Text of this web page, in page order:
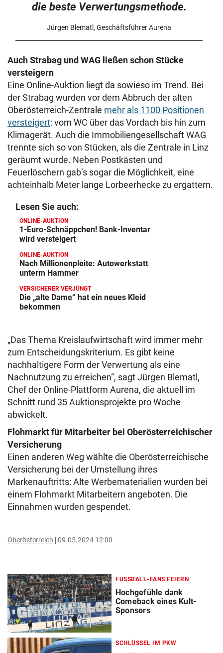
die beste Verwertungsmethode.
Jürgen Blematl, Geschäftsführer Aurena
Auch Strabag und WAG ließen schon Stücke
versteigern
Eine Online-Auktion liegt da sowieso im Trend. Bei
der Strabag wurden vor dem Abbruch der alten
Oberösterreich-Zentrale mehr als 1100 Positionen
versteigert: vom WC über das Vordach bis hin zum
Klimagerät. Auch die Immobiliengesellschaft WAG
trennte sich so von Stücken, als die Zentrale in Linz
geräumt wurde. Neben Postkästen und
Feuerlöschern gab’s sogar die Möglichkeit, eine
achteinhalb Meter lange Lorbeerhecke zu ergattern.
Lesen Sie auch:
ONLINE-AUKTION
1-Euro-Schnäppchen! Bank-Inventar
wird versteigert
ONLINE-AUKTION
Nach Millionenpleite: Autowerkstatt
unterm Hammer
VERSICHERER VERJÜNGT
Die „alte Dame“ hat ein neues Kleid
bekommen
„Das Thema Kreislaufwirtschaft wird immer mehr
zum Entscheidungskriterium. Es gibt keine
nachhaltigere Form der Verwertung als eine
Nachnutzung zu erreichen“, sagt Jürgen Blematl,
Chef der Online-Plattform Aurena, die aktuell im
Schnitt rund 35 Auktionsprojekte pro Woche
abwickelt.
Flohmarkt für Mitarbeiter bei Oberösterreichischer
Versicherung
Einen anderen Weg wählte die Oberösterreichische
Versicherung bei der Umstellung ihres
Markenauftritts: Alte Werbematerialien wurden bei
einem Flohmarkt Mitarbeitern angeboten. Die
Einnahmen wurden gespendet.
Oberösterreich 09.05.2024 12:00
FUSSBALL-FANS FEIERN
Hochgefühle dank
Comeback eines Kult-
Sponsors
SCHLÜSSEL IM PKW